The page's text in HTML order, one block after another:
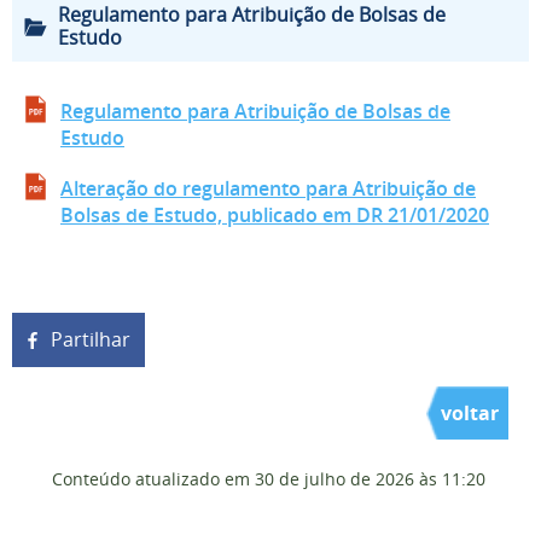
Regulamento para Atribuição de Bolsas de
Estudo
Regulamento para Atribuição de Bolsas de
Estudo
Alteração do regulamento para Atribuição de
Bolsas de Estudo, publicado em DR 21/01/2020
Partilhar
voltar
Conteúdo atualizado em 30 de julho de 2026 às 11:20